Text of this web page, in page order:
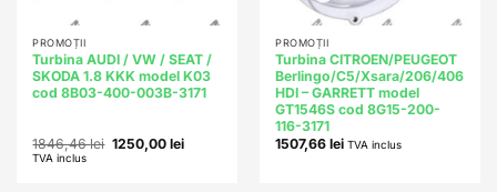
PROMOȚII
Turbina AUDI / VW / SEAT /
SKODA 1.8 KKK model K03
cod 8B03-400-003B-3171
1846,46lei Prețul
inițial
1250,00leiPrețul
TVA inclus
PROMOȚII
Turbina CITROEN/PEUGEOT
Berlingo/C5/Xsara/206/406
HDI – GARRETT model
GT1546S cod 8G15-200-
116-3171
1507,66lei TVA inclus